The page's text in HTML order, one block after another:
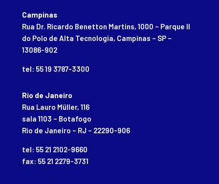
Campinas
Rua Dr. Ricardo Benetton Martins, 1000 – Parque II
do Polo de Alta Tecnologia, Campinas – SP –
13086-902
tel: 55 19 3787-3300
Rio de Janeiro
Rua Lauro Müller, 116
sala 1103 – Botafogo
Rio de Janeiro – RJ – 22290-906
tel: 55 21 2102-9660
fax: 55 21 2279-3731